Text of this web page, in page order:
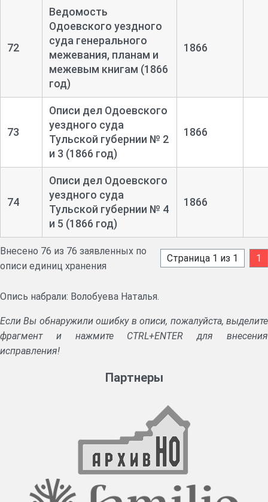
72
Ведомость
Одоевского уездного
суда генерального
межевания, планам и
межевым книгам (1866
год)
1866
73
Описи дел Одоевского
уездного суда
Тульской губернии № 2
и 3 (1866 год)
1866
74
Описи дел Одоевского
уездного суда
Тульской губернии № 4
и 5 (1866 год)
1866
Внесено 76 из 76 заявленных по
описи единиц хранения
Страница 1 из 1 1
Опись набрали: Волобуева Наталья.
Если Вы обнаружили ошибку в описи, пожалуйста, выделите
фрагмент и нажмите CTRL+ENTER для внесения
исправления!
Партнеры